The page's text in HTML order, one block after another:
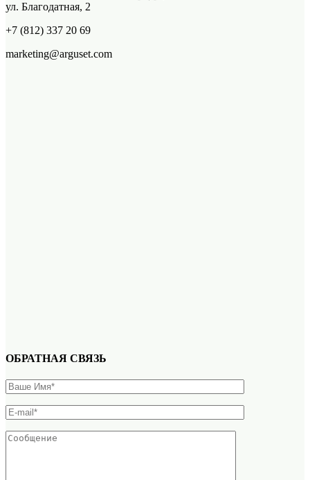
ул. Благодатная, 2
+7 (812) 337 20 69
marketing@arguset.com
ОБРАТНАЯ СВЯЗЬ